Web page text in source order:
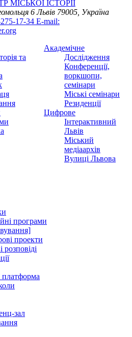
МІСЬКОЇ ІСТОРІЇ
6Львів 79005, Україна
17-34 E-mail:
та
Академічне
Дослідження
Конференції,
воркшопи,
семінари
Міські семінари
Резиденції
Цифрове
Інтерактивний
Львів
Міський
медіаархів
Вулиці Львова
програми
проекти
платформа
зал